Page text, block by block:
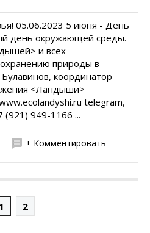
05.06.2023 5 июня - День
день окружающей среды.
и всех
природы в
координатор
<Ландыши>
telegram,
(921) 949-1166 ...
+ Комментировать
1 2